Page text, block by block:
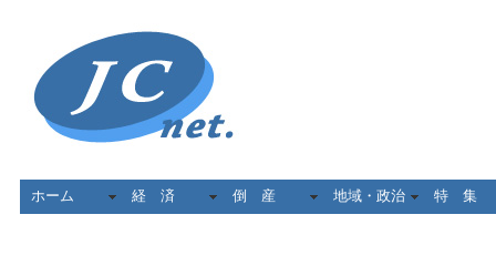
ホーム 経 済 倒 産 地域・政治 特 集